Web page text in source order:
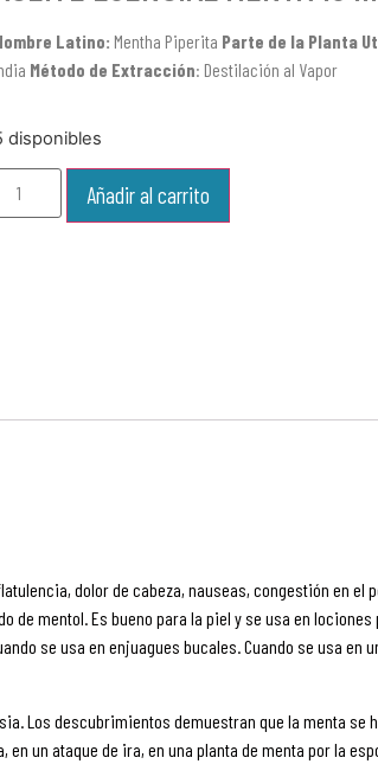
Latino: Mentha Piperita Parte de la Planta
Método de Extracción: Destilación al Vapor
disponibles
Añadir al carrito
dolor de cabeza, nauseas, congestión en el
mentol. Es bueno para la piel y se usa en
se usa en enjuagues bucales. Cuando se usa en
Los descubrimientos demuestran que la menta se
un ataque de ira, en una planta de menta por la